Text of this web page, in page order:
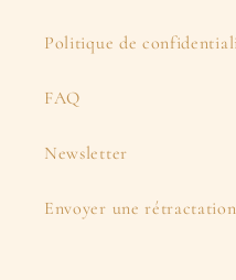
Politique de
FAQ
Newsletter
Envoyer une rétractation